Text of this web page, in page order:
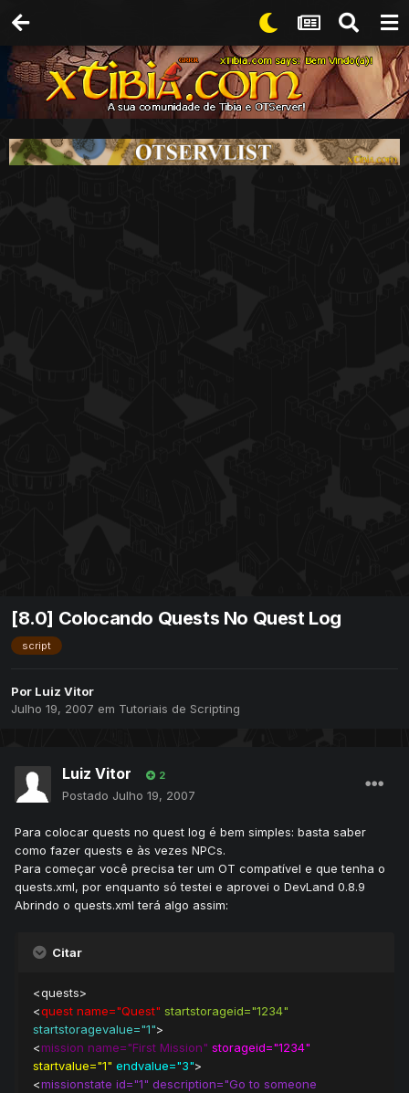
[8.0] Colocando Quests No Quest Log
script
Por Luiz Vitor
Julho 19, 2007 em Tutoriais de Scripting
Luiz Vitor 2
Postado Julho 19, 2007
Para colocar quests no quest log é bem simples: basta saber
como fazer quests e às vezes NPCs.
Para começar você precisa ter um OT compatível e que tenha o
quests.xml, por enquanto só testei e aprovei o DevLand 0.8.9
Abrindo o quests.xml terá algo assim:
Citar
<quests>
<quest name="Quest" startstorageid="1234"
startstoragevalue="1">
<mission name="First Mission" storageid="1234"
startvalue="1" endvalue="3">
<missionstate id="1" description="Go to someone